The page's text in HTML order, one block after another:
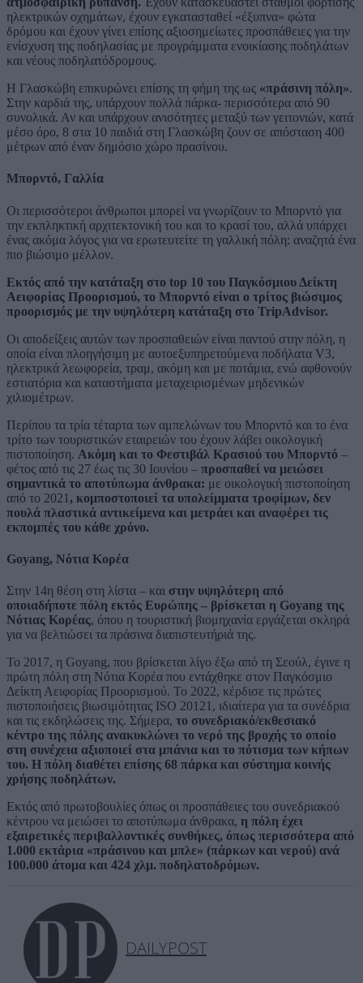
ηλεκτρικών οχημάτων, έχουν εγκατασταθεί «έξυπνα» φώτα
δρόμου και έχουν γίνει επίσης αξιοσημείωτες προσπάθειες για την
ενίσχυση της ποδηλασίας με προγράμματα ενοικίασης ποδηλάτων
και νέους ποδηλατόδρομους.
Η Γλασκώβη επικυρώνει επίσης τη φήμη της ως «πράσινη πόλη».
Στην καρδιά της, υπάρχουν πολλά πάρκα- περισσότερα από 90
συνολικά. Αν και υπάρχουν ανισότητες μεταξύ των γειτονιών, κατά
μέσο όρο, 8 στα 10 παιδιά στη Γλασκώβη ζουν σε απόσταση 400
μέτρων από έναν δημόσιο χώρο πρασίνου.
Μπορντό, Γαλλία
Οι περισσότεροι άνθρωποι μπορεί να γνωρίζουν το Μπορντό για
την εκπληκτική αρχιτεκτονική του και το κρασί του, αλλά υπάρχει
ένας ακόμα λόγος για να ερωτευτείτε τη γαλλική πόλη: αναζητά ένα
πιο βιώσιμο μέλλον.
Εκτός από την κατάταξη στο top 10 του Παγκόσμιου Δείκτη
Αειφορίας Προορισμού, το Μπορντό είναι ο τρίτος βιώσιμος
προορισμός με την υψηλότερη κατάταξη στο TripAdvisor.
Οι αποδείξεις αυτών των προσπαθειών είναι παντού στην πόλη, η
οποία είναι πλοηγήσιμη με αυτοεξυπηρετούμενα ποδήλατα V3,
ηλεκτρικά λεωφορεία, τραμ, ακόμη και με ποτάμια, ενώ αφθονούν
εστιατόρια και καταστήματα μεταχειρισμένων μηδενικών
χιλιομέτρων.
Περίπου τα τρία τέταρτα των αμπελώνων του Μπορντό και το ένα
τρίτο των τουριστικών εταιρειών του έχουν λάβει οικολογική
πιστοποίηση. Ακόμη και το Φεστιβάλ Κρασιού του Μπορντό –
φέτος από τις 27 έως τις 30 Ιουνίου – προσπαθεί να μειώσει
σημαντικά το αποτύπωμα άνθρακα: με οικολογική πιστοποίηση
από το 2021 , κομποστοποιεί τα υπολείμματα τροφίμων, δεν
πουλά πλαστικά αντικείμενα και μετράει και αναφέρει τις
εκπομπές του κάθε χρόνο.
Goyang, Νότια Κορέα
Στην 14η θέση στη λίστα – και στην υψηλότερη από
οποιαδήποτε πόλη εκτός Ευρώπης – βρίσκεται η Goyang της
Νότιας Κορέας, όπου η τουριστική βιομηχανία εργάζεται σκληρά
για να βελτιώσει τα πράσινα διαπιστευτήριά της.
Το 2017, η Goyang, που βρίσκεται λίγο έξω από τη Σεούλ, έγινε η
πρώτη πόλη στη Νότια Κορέα που εντάχθηκε στον Παγκόσμιο
Δείκτη Αειφορίας Προορισμού. Το 2022, κέρδισε τις πρώτες
πιστοποιήσεις βιωσιμότητας ISO 20121, ιδιαίτερα για τα συνέδρια
και τις εκδηλώσεις της. Σήμερα, το συνεδριακό/εκθεσιακό
κέντρο της πόλης ανακυκλώνει το νερό της βροχής το οποίο
στη συνέχεια αξιοποιεί στα μπάνια και το πότισμα των κήπων
του. Η πόλη διαθέτει επίσης 68 πάρκα και σύστημα κοινής
χρήσης ποδηλάτων.
Εκτός από πρωτοβουλίες όπως οι προσπάθειες του συνεδριακού
κέντρου να μειώσει το αποτύπωμα άνθρακα, η πόλη έχει
εξαιρετικές περιβαλλοντικές συνθήκες, όπως περισσότερα από
1.000 εκτάρια «πράσινου και μπλε» (πάρκων και νερού) ανά
100.000 άτομα και 424 χλμ. ποδηλατοδρόμων.
DAILYPOST